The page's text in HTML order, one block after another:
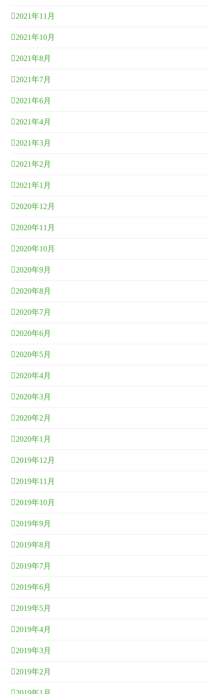
2021年11月
2021年10月
2021年8月
2021年7月
2021年6月
2021年4月
2021年3月
2021年2月
2021年1月
2020年12月
2020年11月
2020年10月
2020年9月
2020年8月
2020年7月
2020年6月
2020年5月
2020年4月
2020年3月
2020年2月
2020年1月
2019年12月
2019年11月
2019年10月
2019年9月
2019年8月
2019年7月
2019年6月
2019年5月
2019年4月
2019年3月
2019年2月